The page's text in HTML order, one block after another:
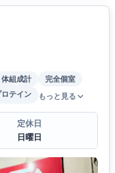
体組成計
完全個室
ロテイン もっと見る
定休日
日曜日